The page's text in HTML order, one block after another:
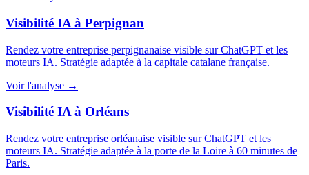
Visibilité IA à Perpignan
Rendez votre entreprise perpignanaise visible sur ChatGPT et les
moteurs IA. Stratégie adaptée à la capitale catalane française.
Voir l'analyse →
Visibilité IA à Orléans
Rendez votre entreprise orléanaise visible sur ChatGPT et les
moteurs IA. Stratégie adaptée à la porte de la Loire à 60 minutes de
Paris.